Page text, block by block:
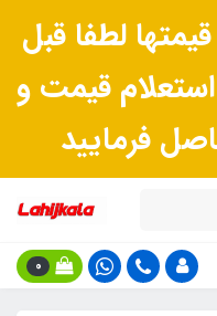
لطفا قبل
قیمت و
فرمایید
0